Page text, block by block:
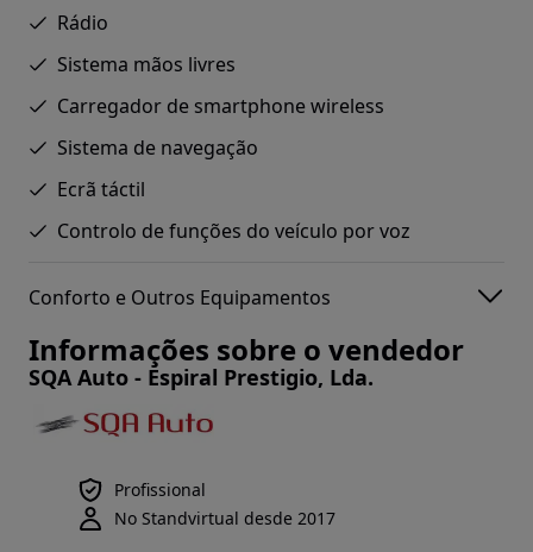
Rádio
Sistema mãos livres
Carregador de smartphone wireless
Sistema de navegação
Ecrã táctil
Controlo de funções do veículo por voz
Conforto e Outros Equipamentos
Informações sobre o vendedor
SQA Auto - Espiral Prestigio, Lda.
Profissional
No Standvirtual desde 2017